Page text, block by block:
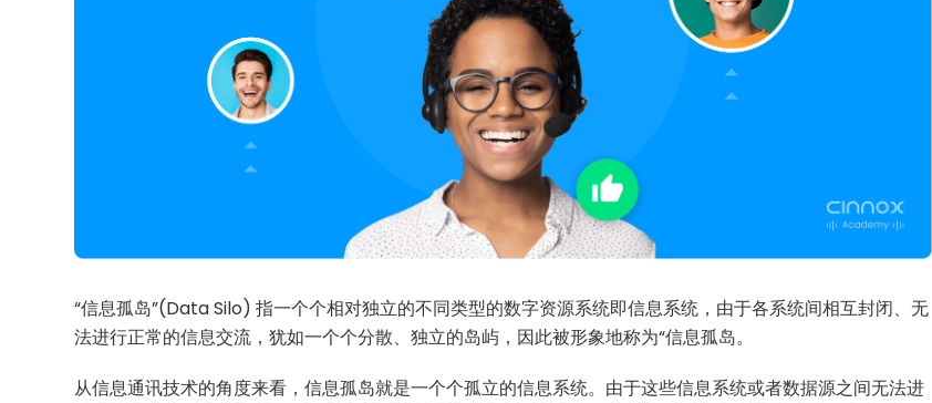
“信息孤岛”(Data Silo) 指一个个相对独立的不同类型的数字资源系统即信息系统，由于各系统间相互封闭、无
法进行正常的信息交流，犹如一个个分散、独立的岛屿，因此被形象地称为“信息孤岛。
从信息通讯技术的角度来看，信息孤岛就是一个个孤立的信息系统。由于这些信息系统或者数据源之间无法进